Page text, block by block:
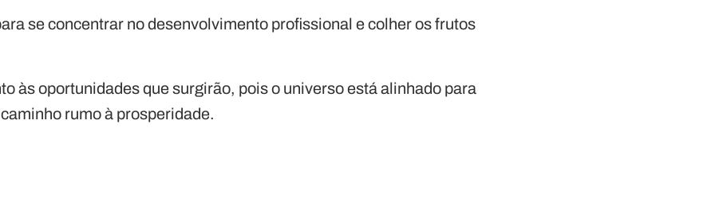
se concentrar no desenvolvimento profissional e colher os frutos
às oportunidades que surgirão, pois o universo está alinhado para
rumo à prosperidade.